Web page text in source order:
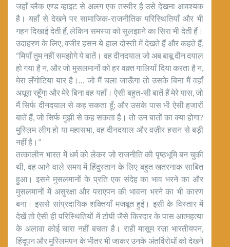
जहाँ ब्लैक एण्ड व्हाइट से अलग एक तस्वीर है उसे देखना आवश्यक
है। यहाँ से देखने पर सामाजिक-राजनीतिक परिस्थितियाँ और भी
गहन दिखाई देती हैं, लेकिन समस्या को सुलझाने का सिरा भी देती हैं।
उदाहरण के लिए, वजीर हसन ये हाल दोस्ती में देखते हैं और कहते हैं,
“मियाँ तुम नहीं समझोगे ये बातें। वह दीनदयाल जो अब बाबू दीन दयाल
हो गया है न, और जो मुसलमानों को हर वक़्त गालियाँ दिया करता है न,
मेरा लँगोटिया यार है।… जो मैं चला जाऊँगा तो उसके बिना मैं वहाँ
अधूरा रहूँगा और मेरे बिना वह यहाँ। ऐसी बहुत-सी बातें हैं मेरे पास, जो
मैं सिर्फ दीनदयाल से कह सकता हूँ; और उसके पास भी ऐसी हजारों
बातें हैं, जो सिर्फ मुझी से कह सकता है। तो उन बातों का क्या होगा?
मुस्लिम लीग हो या महासभा, वह दीनदयाल और वज़ीर हसन से बड़ी
नहीं है।”
तत्कालीन भारत में धर्म को लेकर जो राजनीति की पृष्ठभूमि बन चुकी
थी, वह आने वाले समय में हिंदुस्तान के लिए बहुत खतरनाक साबित
हुआ। इसने मुसलमानों के प्रति एक संदेह का भाव भरने का और
मुसलमानों में असुरक्षा और पराएपन की भावना भरने का भी कारण
बना। इससे सांप्रदायिक शक्तियाँ मजबूत हुईं। इसी के विस्तार में
देखें तो ऐसी ही परिस्थितियों में टोपी जैसे किरदार के पास आत्महत्या
के अलावा कोई चारा नहीं बचता है। राही मासूम रज़ा भारतीयपन,
हिंदूपन और मुस्लिमपन के भीतर भी जाकर उनके अंतर्विरोधों को देखने